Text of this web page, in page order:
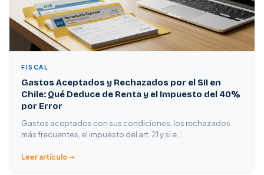
FISCAL
Gastos Aceptados y Rechazados por el SII en
Chile: Qué Deduce de Renta y el Impuesto del 40%
por Error
Gastos aceptados con sus condiciones, los rechazados
más frecuentes, el impuesto del art. 21 y si e…
Leer artículo